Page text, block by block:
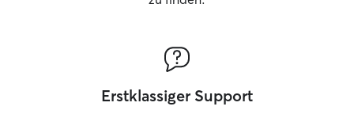
Erstklassiger Support